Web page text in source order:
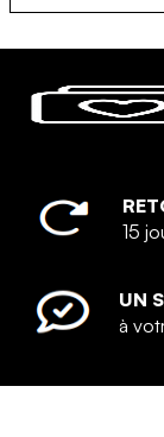
15
UN
à